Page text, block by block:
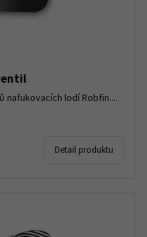
nafukovacích lodí Robfin....
Detail produktu